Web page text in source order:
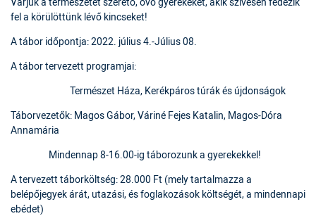
fel a körülöttünk lévő kincseket!
A tábor időpontja: 2022. július 4.-Július 08.
A tábor tervezett programjai:
Természet Háza, Kerékpáros túrák és újdonságok
Táborvezetők: Magos Gábor, Váriné Fejes Katalin, Magos-Dóra
Annamária
Mindennap 8-16.00-ig táborozunk a gyerekekkel!
A tervezett táborköltség: 28.000 Ft (mely tartalmazza a
belépőjegyek árát, utazási, és foglakozások költségét, a mindennapi
ebédet)